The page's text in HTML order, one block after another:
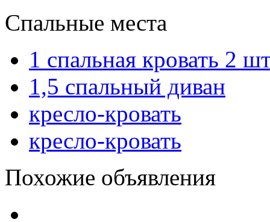
Спальные места
1 спальная кровать 2
1,5 спальный диван
кресло-кровать
кресло-кровать
Похожие объявления